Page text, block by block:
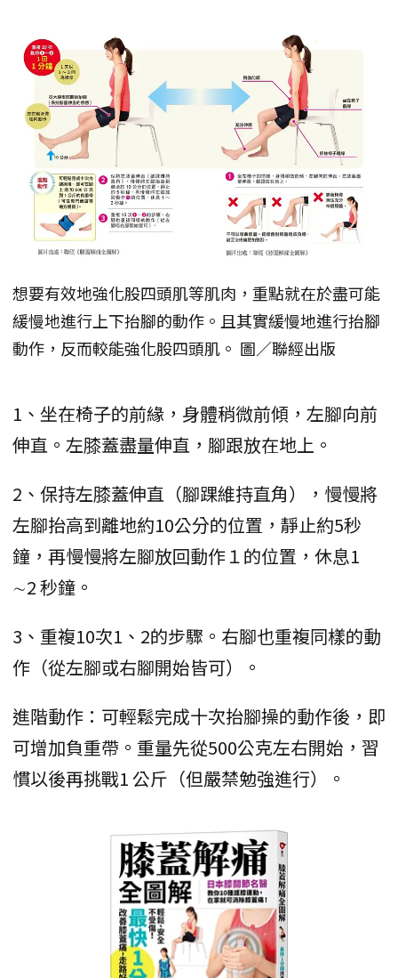
想要有效地強化股四頭肌等肌肉，重點就在於盡可能
緩慢地進行上下抬腳的動作。且其實緩慢地進行抬腳
動作，反而較能強化股四頭肌。 圖／聯經出版
1、坐在椅子的前緣，身體稍微前傾，左腳向前
伸直。左膝蓋盡量伸直，腳跟放在地上。
2、保持左膝蓋伸直（腳踝維持直角），慢慢將
左腳抬高到離地約10公分的位置，靜止約5秒
鐘，再慢慢將左腳放回動作１的位置，休息1
∼2 秒鐘。
3、重複10次1、2的步驟。右腳也重複同樣的動
作（從左腳或右腳開始皆可）。
進階動作：可輕鬆完成十次抬腳操的動作後，即
可增加負重帶。重量先從500公克左右開始，習
慣以後再挑戰1 公斤（但嚴禁勉強進行）。